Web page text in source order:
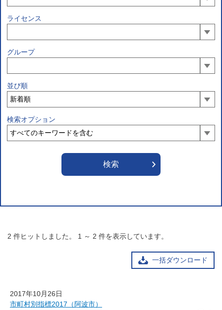
ライセンス
グループ
並び順
検索オプション
2 件ヒットしました。 1 ～ 2 件を表示しています。
一括ダウンロード
2017年10月26日
市町村別指標2017（阿波市）